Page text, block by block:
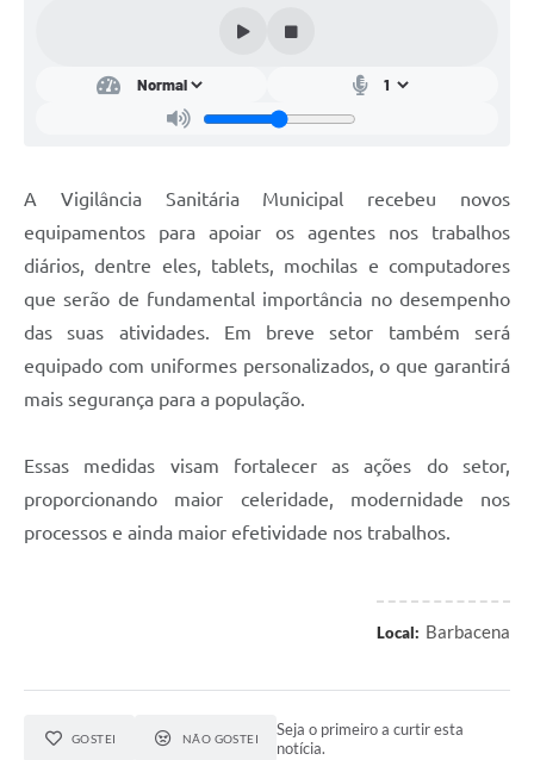
Plano Diretor e Mobilidade Urbana
3º Jornada Empreendedora BQ
Festival Gastronômico
Emprega Barbacena
Regularização de bairros
Carta de Serviços
Transparência
A Vigilância Sanitária Municipal recebeu novos
equipamentos para apoiar os agentes nos trabalhos
diários, dentre eles, tablets, mochilas e computadores
que serão de fundamental importância no desempenho
das suas atividades. Em breve setor também será
equipado com uniformes personalizados, o que garantirá
mais segurança para a população.
Essas medidas visam fortalecer as ações do setor,
proporcionando maior celeridade, modernidade nos
processos e ainda maior efetividade nos trabalhos.
Local: Barbacena
GOSTEI NÃO GOSTEI
Seja o primeiro a curtir esta
notícia.